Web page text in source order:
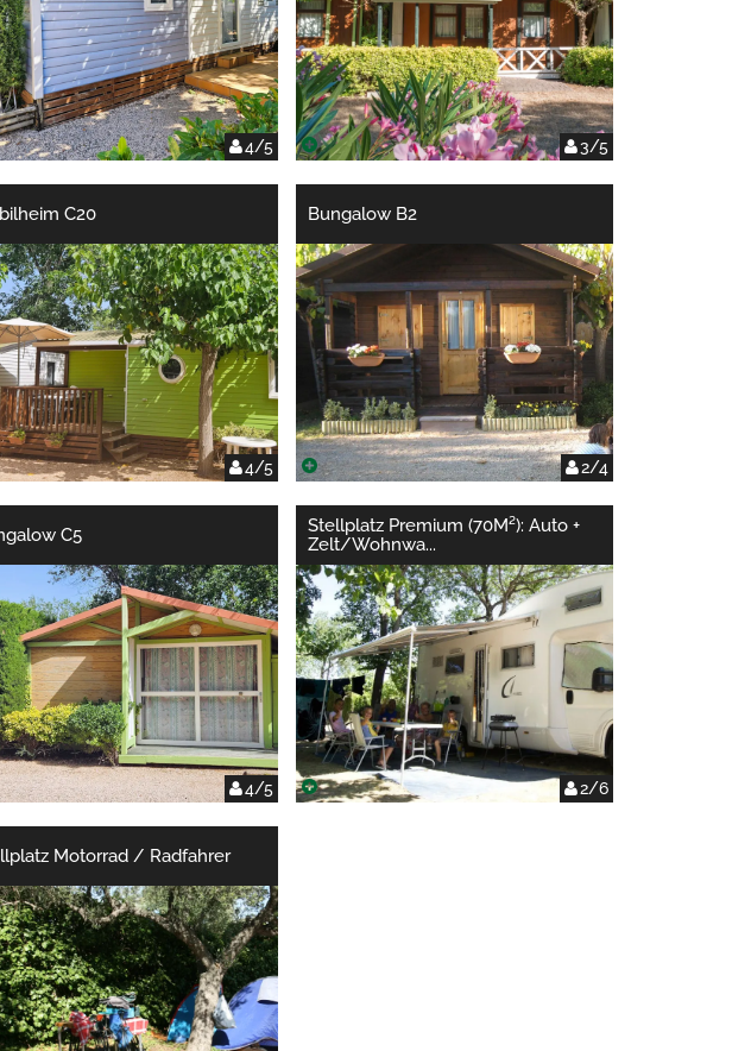
4/5 3/5
4/5
C20
2/4
Bungalow B2
4/5
C5
2/6
Stellplatz Premium (70M²): Auto +
Zelt/Wohnwa...
Motorrad / Radfahrer